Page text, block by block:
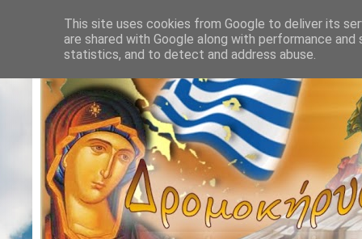
This site uses cookies from Google to deliver its
are shared with Google along with performance
statistics, and to detect and address abuse.